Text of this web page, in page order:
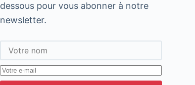
dessous pour vous abonner à notre
newsletter.